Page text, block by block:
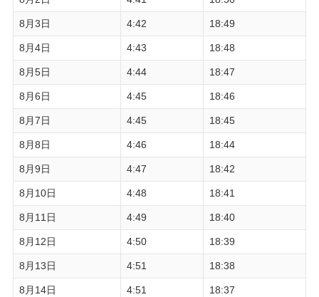
8月3日 4:42 18:49
8月4日 4:43 18:48
8月5日 4:44 18:47
8月6日 4:45 18:46
8月7日 4:45 18:45
8月8日 4:46 18:44
8月9日 4:47 18:42
8月10日 4:48 18:41
8月11日 4:49 18:40
8月12日 4:50 18:39
8月13日 4:51 18:38
8月14日 4:51 18:37